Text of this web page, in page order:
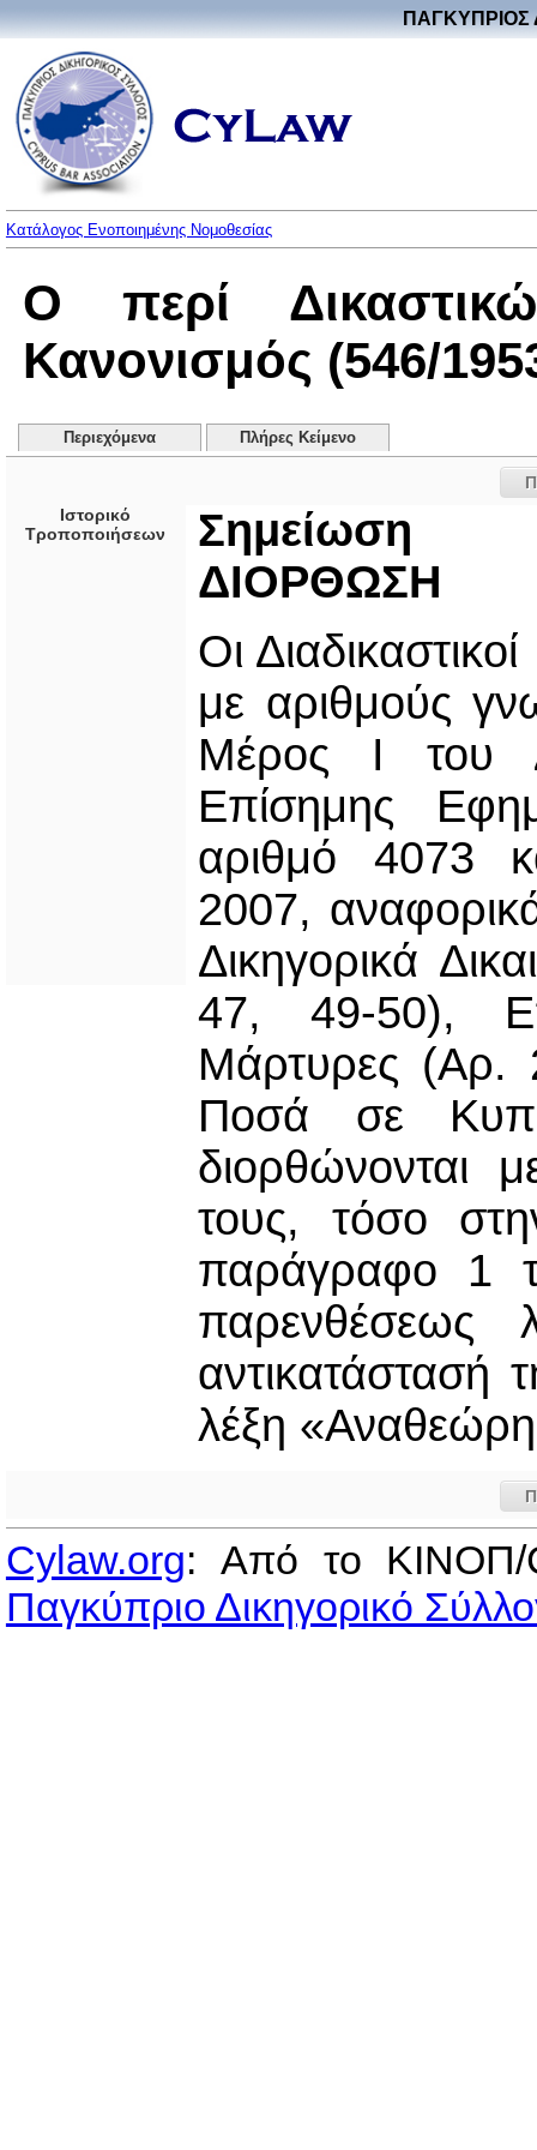
ΠΑΓΚΥΠΡΙΟΣ
Κατάλογος Ενοποιημένης Νομοθεσίας
Ο περί
Κανονισμός (546/
Περιεχόμενα Πλήρες Κείμενο
Ιστορικό
Τροποποιήσεων
Σημείωση
ΔΙΟΡΘΩΣΗ
Οι
με αριθμούς
Μέρος Ι του
Επίσημης
αριθμό 4073
2007,
Δικηγορικά
47, 49-50),
Μάρτυρες (Αρ.
Ποσά σε
διορθώνονται
τους, τόσο
παράγραφο 1
παρενθέσεως
αντικατάστασή
λέξη
Cylaw.org: Από το
Παγκύπριο Δικηγορικό